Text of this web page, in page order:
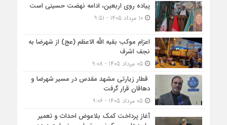
پیاده روی اربعین، ادامه نهضت حسینی است
10 مرداد 1405 - 9:51
اعزام موکب بقیه الله الاعظم (عج) از شهرضا به
نجف اشرف
05 مرداد 1405 - 9:08
قطار زیارتی مشهد مقدس در مسیر شهرضا و
دهاقان قرار گرفت
05 مرداد 1405 - 9:06
آغاز پرداخت کمک بلاعوض احداث و تعمیر